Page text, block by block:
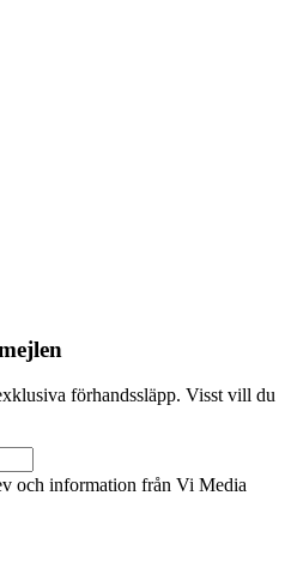
förhandssläpp. Visst vill du
och information från Vi Media